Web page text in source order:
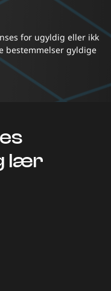
for ugyldig eller ikk
bestemmelser gyldige
lær